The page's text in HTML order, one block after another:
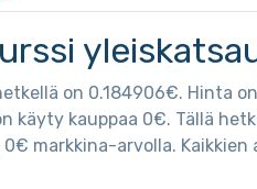
on 0.184906€. Hinta
käyty kauppaa 0€. Tällä
markkina-arvolla. Kaikkien